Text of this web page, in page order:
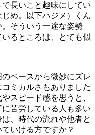
長いこと趣味にしてい
め。以下ハジメ）くん
そういう一途な姿勢
るところは、とても似
ペースから微妙にズレ
ミカルさもありました
スピード感を思うと、
苦労している人も多い
、時代の流れや他者と
いける方ですか？